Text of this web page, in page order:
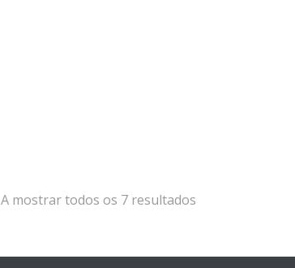
A mostrar todos os 7 resultados